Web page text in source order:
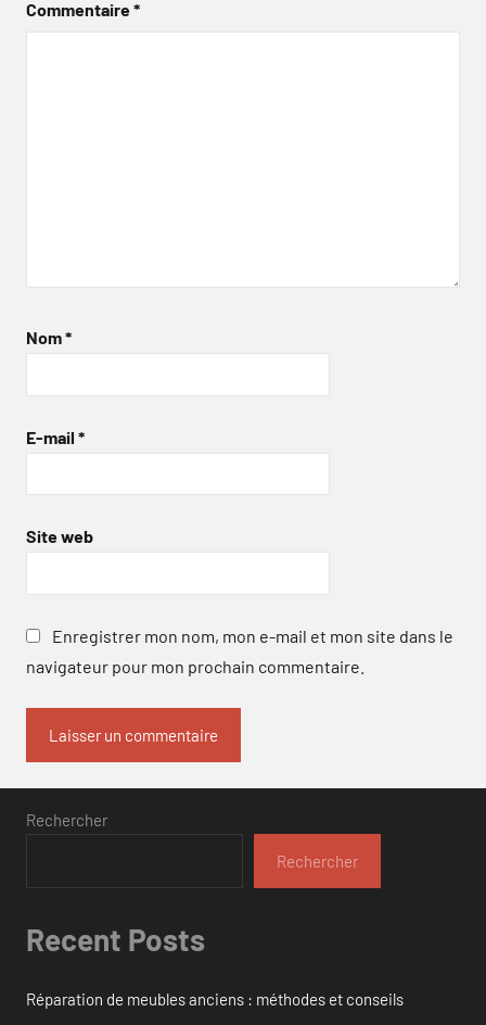
Commentaire*
Nom*
E-mail *
Site web
Enregistrer mon nom, mon e-mail et mon site dans le
navigateur pour mon prochain commentaire.
Rechercher
Rechercher
Recent Posts
Réparation de meubles anciens : méthodes et conseils